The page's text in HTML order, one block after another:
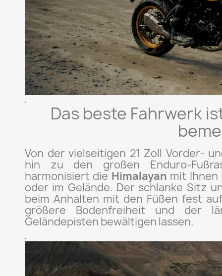
.
Das beste Fahrwerk
Von der vielseitigen 21 Zoll Vorder-
hin zu den großen Enduro-
harmonisiert die Himalayan mit Ihnen
oder im Gelände. Der schlanke Sitz
beim Anhalten mit den Füßen fest
größere Bodenfreiheit und der
Geländepisten bewältigen lassen.
.